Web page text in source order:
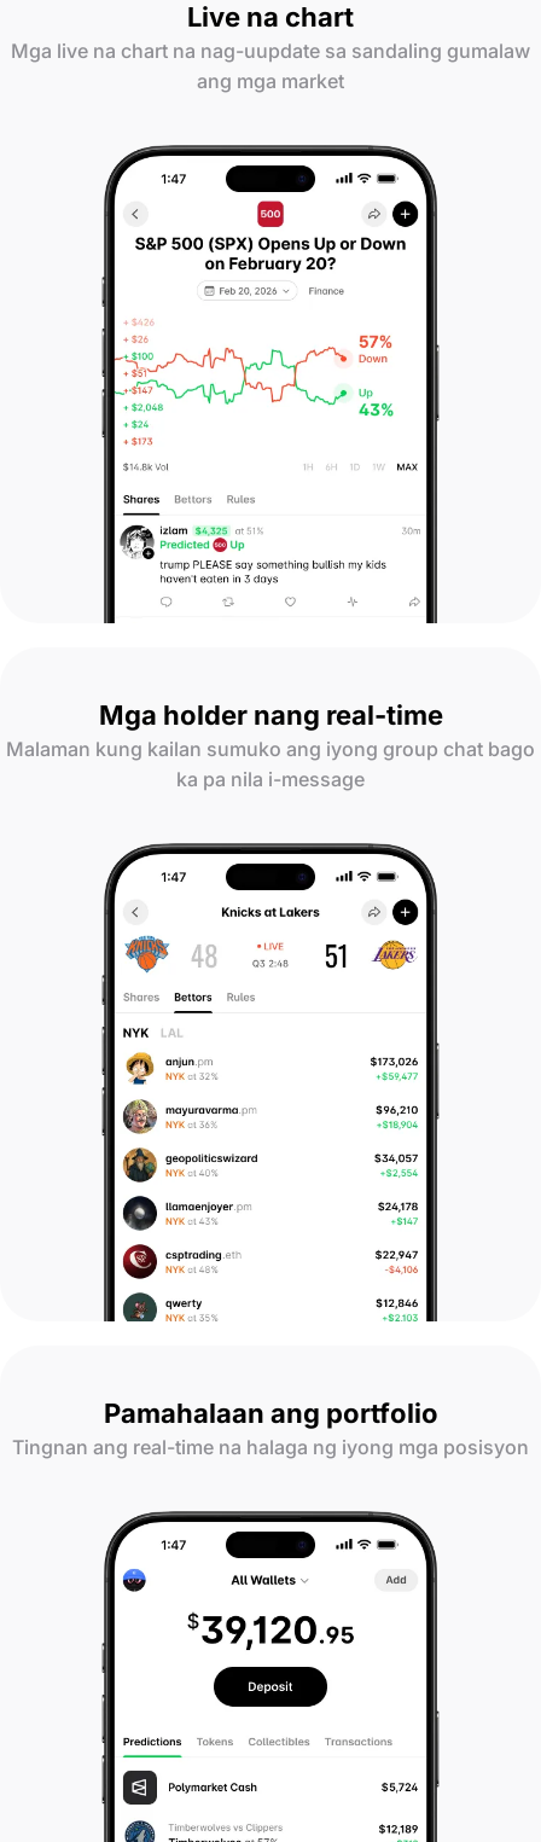
Live na chart
Mga live na chart na nag-uupdate sa sandaling gumalaw
ang mga market
Mga holder nang real-time
Malaman kung kailan sumuko ang iyong group chat bago
ka pa nila i-message
Pamahalaan ang portfolio
Tingnan ang real-time na halaga ng iyong mga posisyon